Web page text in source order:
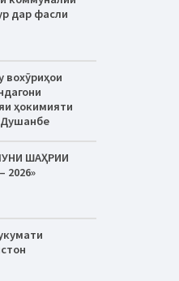
дар фасли
вохӯриҳои
ҳокимияти
ШАҲРИИ
2026»